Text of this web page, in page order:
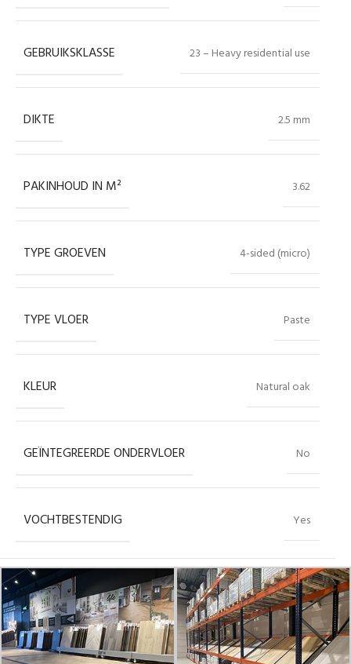
GEBRUIKSKLASSE 23 – Heavy residential use
DIKTE 2.5 mm
PAKINHOUD IN M² 3.62
TYPE GROEVEN 4-sided (micro)
TYPE VLOER Paste
KLEUR Natural oak
GEÏNTEGREERDE ONDERVLOER No
VOCHTBESTENDIG Yes